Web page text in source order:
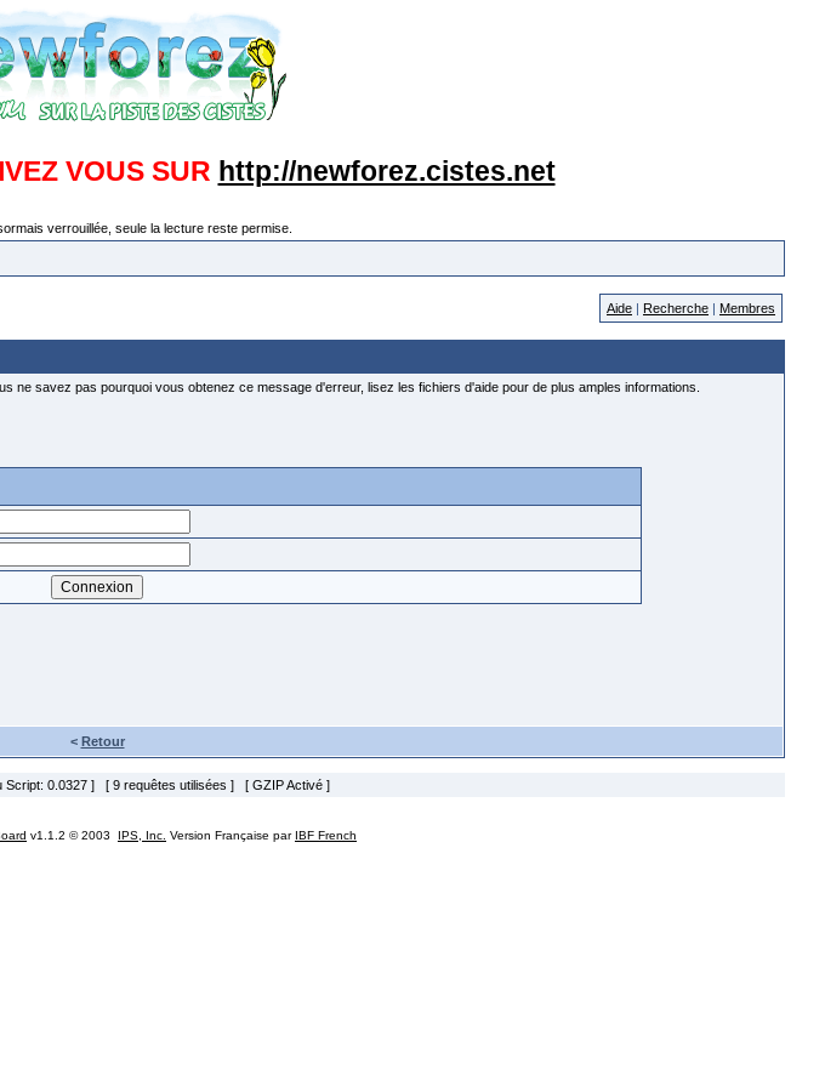
VOUS SUR http://newforez.cistes.net
verrouillée, seule la lecture reste permise.
Aide | Recherche | Membres
savez pas pourquoi vous obtenez ce message d'erreur, lisez les fichiers d'aide pour de plus amples informations.
< Retour
Script: 0.0327 ] [ 9 requêtes utilisées ] [ GZIP Activé ]
v1.1.2 © 2003 IPS, Inc. Version Française par IBF French